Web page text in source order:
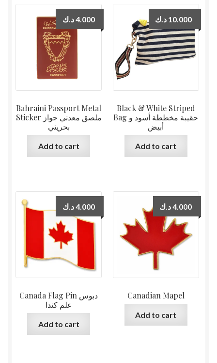
Bahraini Passport Metal
Sticker ملصق معدني جواز
بحريني
4.000د.ك
Add to cart
Black & White Striped
Bag حقيبة مخططة أسود و
أبيض
10.000 د.ك
Add to cart
Canada Flag Pin دبوس
علم كندا
4.000د.ك
Add to cart
Canadian Mapel
4.000د.ك
Add to cart